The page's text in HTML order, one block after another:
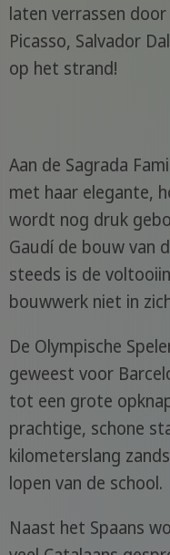
laten verrassen
Picasso, Salvador
op het strand!
Aan de Sagrada
met haar elegante,
wordt nog druk
Gaudí de bouw van
steeds is de
bouwwerk niet in
De Olympische
geweest voor
tot een grote
prachtige, schone
kilometerslang
lopen van de school.
Naast het Spaans